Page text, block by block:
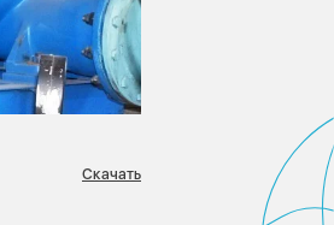
Скачать